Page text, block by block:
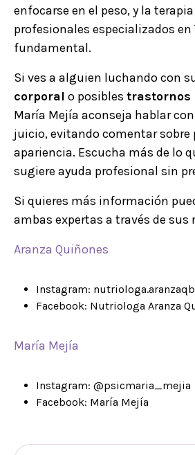
enfocarse en el peso, y la
profesionales especializados en
fundamental.
Si ves a alguien luchando con
corporal o posibles trastornos
María Mejía aconseja hablar
juicio, evitando comentar sobre
apariencia. Escucha más de lo
sugiere ayuda profesional sin
Si quieres más información
ambas expertas a través de sus
Aranza Quiñones
Instagram: nutriologa.aranzaqb
Facebook: Nutriologa Aranza
María Mejía
Instagram: @psicmaria_mejia
Facebook: María Mejía